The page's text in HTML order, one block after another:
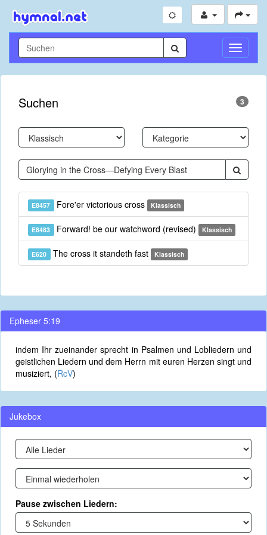
Suchen 3
E8457 Fore'er victorious cross Klassisch
E8483 Forward! be our watchword (revised) Klassisch
E620 The cross it standeth fast Klassisch
Epheser 5:19
indem Ihr zueinander sprecht in Psalmen und Lobliedern und
geistlichen Liedern und dem Herrn mit euren Herzen singt und
musiziert, (RcV)
Jukebox
Pause zwischen Liedern: